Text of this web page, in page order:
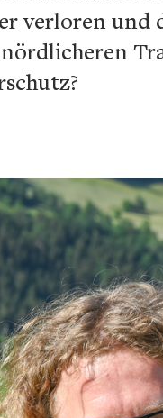
verloren